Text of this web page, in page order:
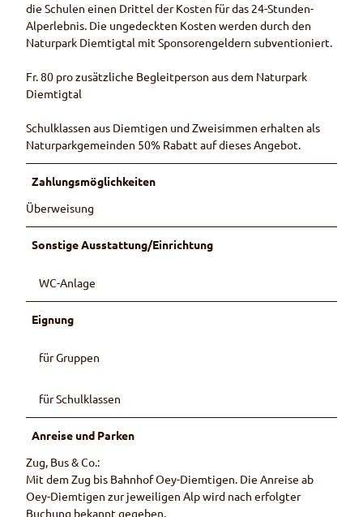
die Schulen einen Drittel der Kosten für das 24-Stunden-
Alperlebnis. Die ungedeckten Kosten werden durch den
Naturpark Diemtigtal mit Sponsorengeldern subventioniert.
Fr. 80 pro zusätzliche Begleitperson aus dem Naturpark
Diemtigtal
Schulklassen aus Diemtigen und Zweisimmen erhalten als
Naturparkgemeinden 50% Rabatt auf dieses Angebot.
Zahlungsmöglichkeiten
Überweisung
Sonstige Ausstattung/Einrichtung
WC-Anlage
Eignung
für Gruppen
für Schulklassen
Anreise und Parken
Zug, Bus & Co.:
Mit dem Zug bis Bahnhof Oey-Diemtigen. Die Anreise ab
Oey-Diemtigen zur jeweiligen Alp wird nach erfolgter
Buchung bekannt gegeben.